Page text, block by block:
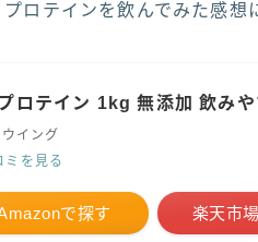
ロテインを飲んでみた感想
ロテイン 1kg 無添加 飲み
イング
ミを見る
で探す 楽天市